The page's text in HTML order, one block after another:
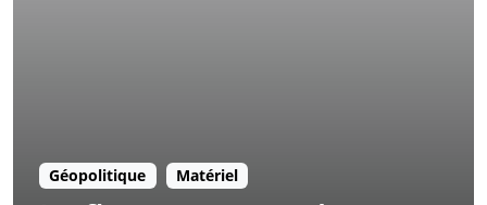
Géopolitique Matériel